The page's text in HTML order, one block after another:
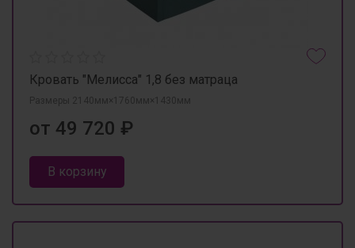
Кровать "Мелисса" 1,8 без матраца
Размеры 2140мм×1760мм×1430мм
от 49 720 ₽
В корзину